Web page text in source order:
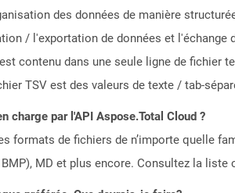
des données de manière
/ l'exportation de données et
contenu dans une seule ligne de fichier
TSV est des valeurs de texte / tab-
charge par l'API Aspose.Total Cloud ?
formats de fichiers de n’importe quelle
BMP), MD et plus encore. Consultez la liste